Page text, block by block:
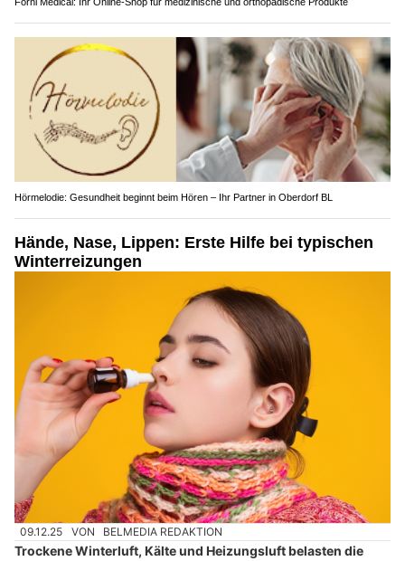
Hörmelodie: Gesundheit beginnt beim Hören – Ihr Partner in Oberdorf BL
Hände, Nase, Lippen: Erste Hilfe bei typischen
Winterreizungen
09.12.25 VON BELMEDIA REDAKTION
Trockene Winterluft, Kälte und Heizungsluft belasten die